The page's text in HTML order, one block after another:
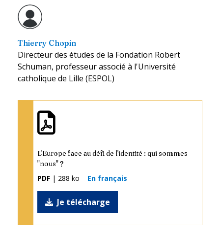
Thierry Chopin
Directeur des études de la Fondation Robert
Schuman, professeur associé à l'Université
catholique de Lille (ESPOL)
L'Europe face au défi de l'identité : qui sommes
"nous" ?
PDF | 288 ko En français
Je télécharge